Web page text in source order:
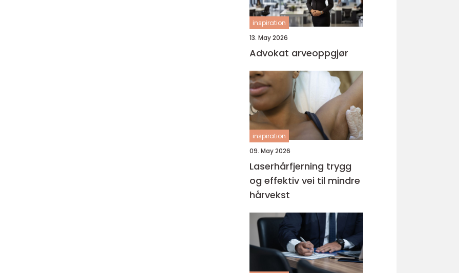
inspiration
13. May 2026
Advokat arveoppgjør
inspiration
09. May 2026
Laserhårfjerning trygg
og effektiv vei til mindre
hårvekst